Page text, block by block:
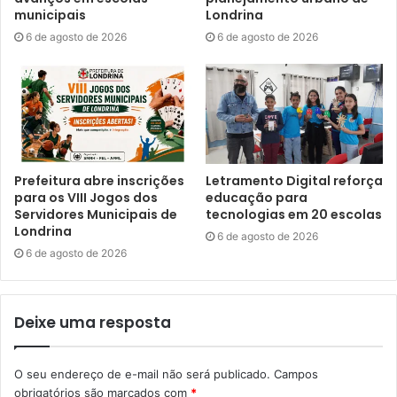
handebol, judô, karatê, kickboxing e kendô. Outros
esportes apoiados serão rugby, taekwondo, tênis de
futebol de 7, basquete 3×3, MMA, escalada, tiro com arco,
sumô, handebol de praia, beach tennis, softbol,
fisiculturismo, flag football, BMX, tênis de campo, triátlon,
entre outros esportes.
municipais
6 de agosto de 2026
Londrina
6 de agosto de 2026
Prefeitura abre inscrições
para os VIII Jogos dos
Servidores Municipais de
Londrina
6 de agosto de 2026
Letramento Digital reforça
educação para
tecnologias em 20 escolas
6 de agosto de 2026
Deixe uma resposta
O seu endereço de e-mail não será publicado. Campos
obrigatórios são marcados com *